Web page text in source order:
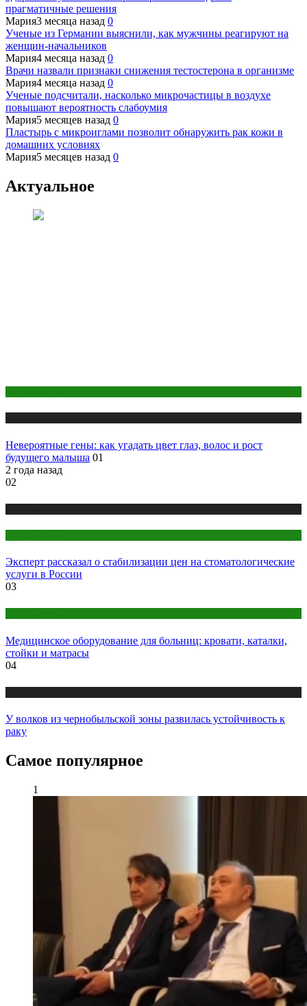
прагматичные решения
Мария3 месяца назад 0
Ученые из Германии выяснили, как мужчины реагируют на
женщин-начальников
Мария4 месяца назад 0
Врачи назвали признаки снижения тестостерона в организме
Мария4 месяца назад 0
Ученые подсчитали, насколько микрочастицы в воздухе
повышают вероятность слабоумия
Мария5 месяцев назад 0
Пластырь с микроиглами позволит обнаружить рак кожи в
домашних условиях
Мария5 месяцев назад 0
Актуальное
Невероятные гены: как угадать цвет глаз, волос и рост
будущего малыша 01
2 года назад
02
Эксперт рассказал о стабилизации цен на стоматологические
услуги в России
03
Медицинское оборудование для больниц: кровати, каталки,
стойки и матрасы
04
У волков из чернобыльской зоны развилась устойчивость к
раку
Самое популярное
1